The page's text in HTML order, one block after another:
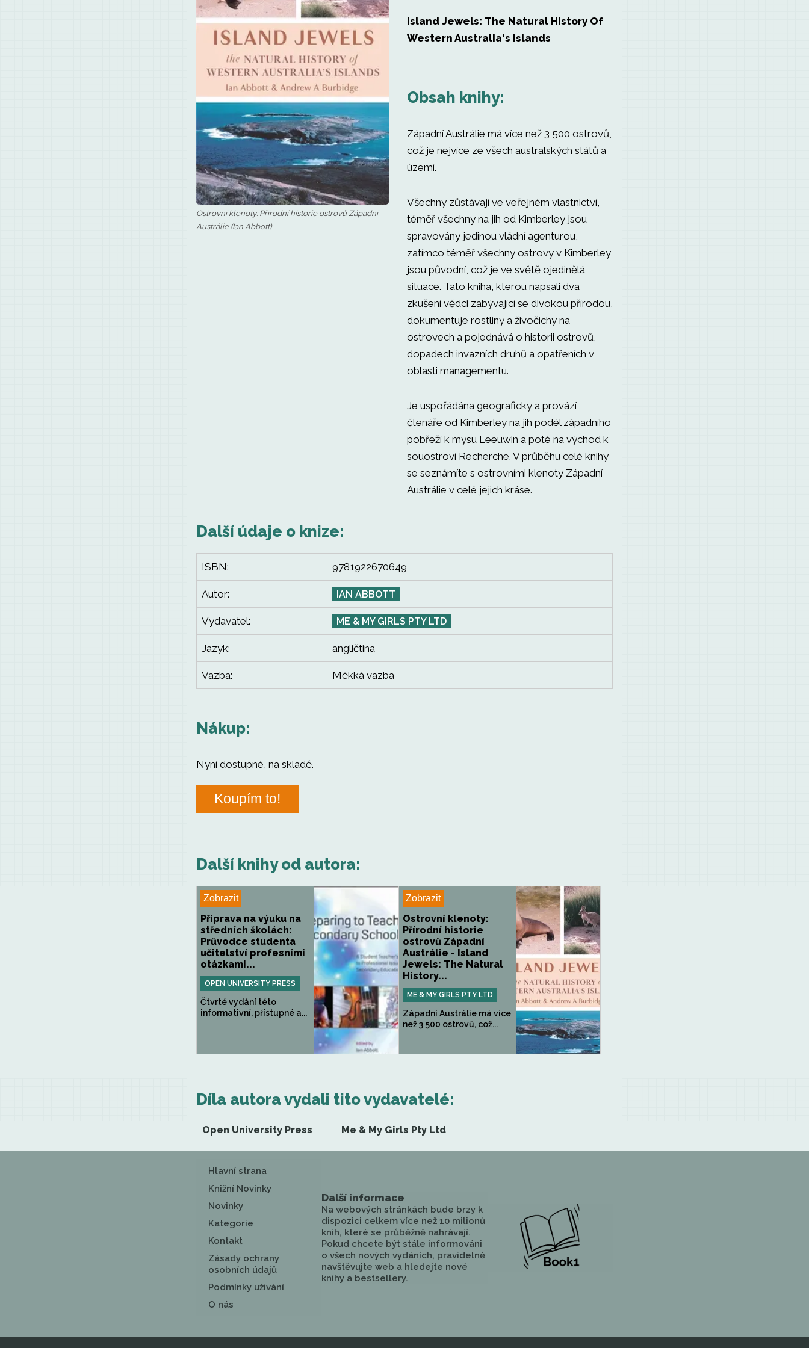
Ostrovní klenoty: Přírodní historie ostrovů Západní
Austrálie (Ian Abbott)
Island Jewels: The Natural History Of
Western Australia's Islands
Obsah knihy:
Západní Austrálie má více než 3 500 ostrovů,
což je nejvíce ze všech australských států a
území.
Všechny zůstávají ve veřejném vlastnictví,
téměř všechny na jih od Kimberley jsou
spravovány jedinou vládní agenturou,
zatímco téměř všechny ostrovy v Kimberley
jsou původní, což je ve světě ojedinělá
situace. Tato kniha, kterou napsali dva
zkušení vědci zabývající se divokou přírodou,
dokumentuje rostliny a živočichy na
ostrovech a pojednává o historii ostrovů,
dopadech invazních druhů a opatřeních v
oblasti managementu.
Je uspořádána geograficky a provází
čtenáře od Kimberley na jih podél západního
pobřeží k mysu Leeuwin a poté na východ k
souostroví Recherche. V průběhu celé knihy
se seznámíte s ostrovními klenoty Západní
Austrálie v celé jejich kráse.
Další údaje o knize:
ISBN: 9781922670649
Autor: IAN ABBOTT
Vydavatel: ME & MY GIRLS PTY LTD
Jazyk: angličtina
Vazba: Měkká vazba
Nákup:
Nyní dostupné, na skladě.
Koupím to!
Další knihy od autora:
Zobrazit
Příprava na výuku na
středních školách:
Průvodce studenta
učitelství profesními
otázkami...
OPEN UNIVERSITY PRESS
Čtvrté vydání této
informativní, přístupné a...
Zobrazit
Ostrovní klenoty:
Přírodní historie
ostrovů Západní
Austrálie - Island
Jewels: The Natural
History...
ME & MY GIRLS PTY LTD
Západní Austrálie má více
než 3 500 ostrovů, což...
Díla autora vydali tito vydavatelé:
Open University Press Me & My Girls Pty Ltd
Hlavní strana
Knižní Novinky
Novinky
Kategorie
Kontakt
Zásady ochrany
osobních údajů
Podmínky užívání
O nás
Další informace
Na webových stránkách bude brzy k
dispozici celkem více než 10 milionů
knih, které se průběžně nahrávají.
Pokud chcete být stále informováni
o všech nových vydáních, pravidelně
navštěvujte web a hledejte nové
knihy a bestsellery.